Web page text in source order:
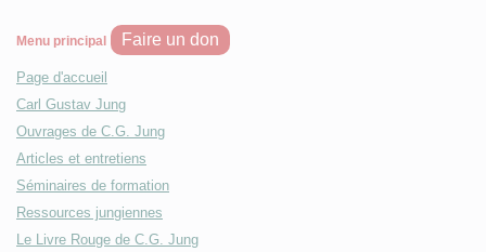
Menu principal Faire un don
Page d'accueil
Carl Gustav Jung
Ouvrages de C.G. Jung
Articles et entretiens
Séminaires de formation
Ressources jungiennes
Le Livre Rouge de C.G. Jung